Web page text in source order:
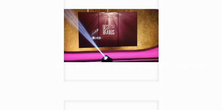
בוש כלי עבודה זכתה בפרס "המותג הטוב ביותר" לשנת 2021